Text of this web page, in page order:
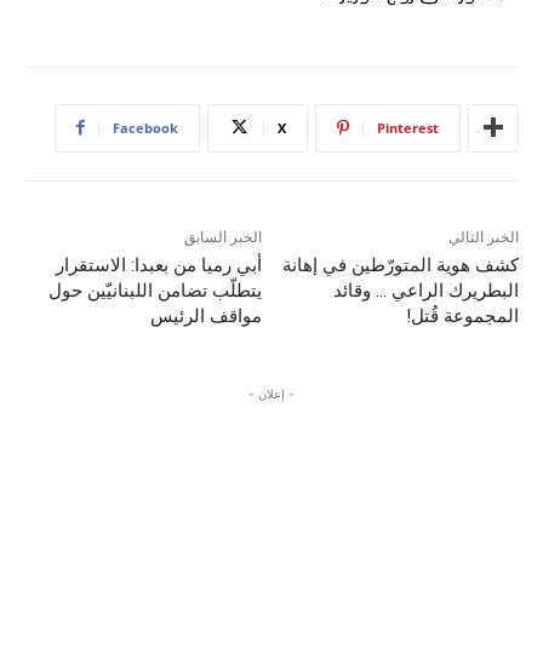
Facebook X Pinterest
الخبر السابق
أبي رميا من بعبدا: الاستقرار
يتطلّب تضامن اللبنانيّين حول
مواقف الرئيس
الخبر التالي
كشف هوية المتورّطين في إهانة
البطريرك الراعي … وقائد
المجموعة قُتل!
- إعلان -